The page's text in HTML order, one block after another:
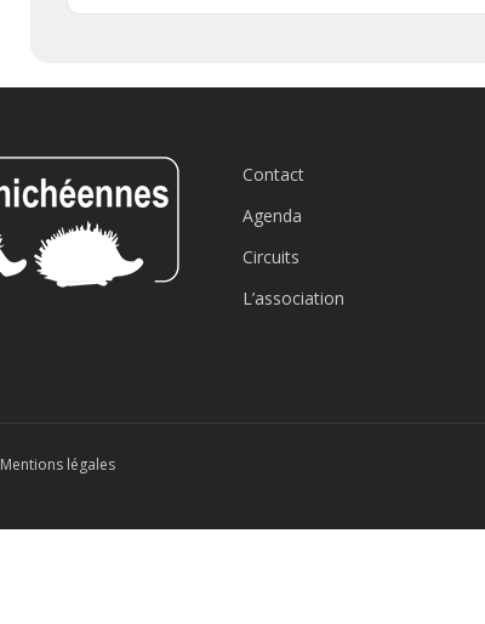
Contact
Agenda
Circuits
L’association
Mentions légales